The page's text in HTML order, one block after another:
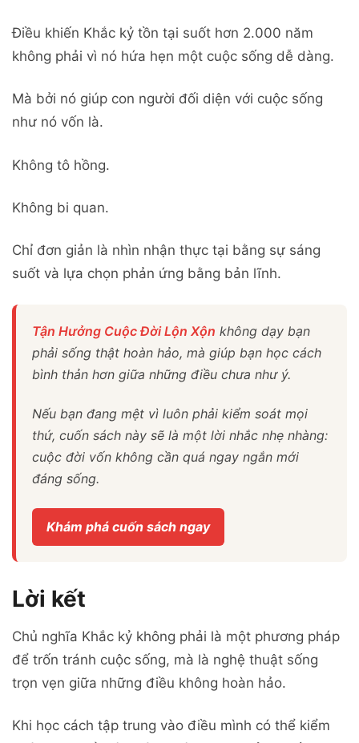
Điều khiến Khắc kỷ tồn tại suốt hơn 2.000 năm
không phải vì nó hứa hẹn một cuộc sống dễ dàng.
Mà bởi nó giúp con người đối diện với cuộc sống
như nó vốn là.
Không tô hồng.
Không bi quan.
Chỉ đơn giản là nhìn nhận thực tại bằng sự sáng
suốt và lựa chọn phản ứng bằng bản lĩnh.
Tận Hưởng Cuộc Đời Lộn Xộn không dạy bạn
phải sống thật hoàn hảo, mà giúp bạn học cách
bình thản hơn giữa những điều chưa như ý.
Nếu bạn đang mệt vì luôn phải kiểm soát mọi
thứ, cuốn sách này sẽ là một lời nhắc nhẹ nhàng:
cuộc đời vốn không cần quá ngay ngắn mới
đáng sống.
Khám phá cuốn sách ngay
Lời kết
Chủ nghĩa Khắc kỷ không phải là một phương pháp
để trốn tránh cuộc sống, mà là nghệ thuật sống
trọn vẹn giữa những điều không hoàn hảo.
Khi học cách tập trung vào điều mình có thể kiểm